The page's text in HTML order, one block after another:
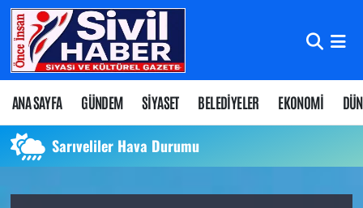
ANA SAYFA GÜNDEM SİYASET BELEDİYELER EKONOMİ
Sarıveliler Hava Durumu
Nöbetçi Eczaneler
Hava Durumu
Namaz Vakitleri